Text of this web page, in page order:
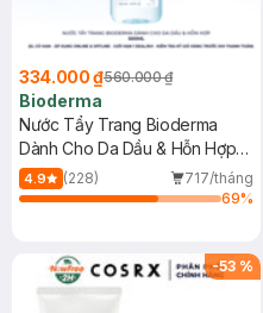
334.000 ₫560.000 ₫
Bioderma
Nước Tẩy Trang Bioderma
Dành Cho Da Dầu & Hỗn Hợp
500ml
4.9 (228)
717/tháng
69%
-53 %